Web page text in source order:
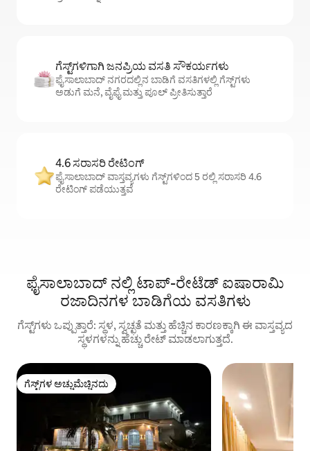
ಗೆಸ್ಟ್‌ಗಳಿಗಾಗಿ ಜನಪ್ರಿಯ ವಸತಿ ಸೌಕರ್ಯಗಳು
ಫೈಸಾಲಾಬಾದ್ ನಗರದಲ್ಲಿನ ಬಾಡಿಗೆ ವಸತಿಗಳಲ್ಲಿ ಗೆಸ್ಟ್‌ಗಳು
ಅಡುಗೆ ಮನೆ, ವೈಫೈ ಮತ್ತು ಪೂಲ್ ಪ್ರೀತಿಸುತ್ತಾರೆ
4.6 ಸರಾಸರಿ ರೇಟಿಂಗ್
ಫೈಸಾಲಾಬಾದ್ ವಾಸ್ತವ್ಯಗಳು ಗೆಸ್ಟ್‌ಗಳಿಂದ 5 ರಲ್ಲಿ ಸರಾಸರಿ 4.6
ರೇಟಿಂಗ್ ಪಡೆಯುತ್ತವೆ
ಫೈಸಾಲಾಬಾದ್ ನಲ್ಲಿ ಟಾಪ್-ರೇಟೆಡ್ ಐಷಾರಾಮಿ
ರಜಾದಿನಗಳ ಬಾಡಿಗೆಯ ವಸತಿಗಳು
ಗೆಸ್ಟ್‌ಗಳು ಒಪ್ಪುತ್ತಾರೆ: ಸ್ಥಳ, ಸ್ವಚ್ಛತೆ ಮತ್ತು ಹೆಚ್ಚಿನ ಕಾರಣಕ್ಕಾಗಿ ಈ ವಾಸ್ತವ್ಯದ
ಸ್ಥಳಗಳನ್ನು ಹೆಚ್ಚು ರೇಟ್ ಮಾಡಲಾಗುತ್ತದೆ.
ಗೆಸ್ಟ್‌ಗಳ ಅಚ್ಚುಮೆಚ್ಚಿನದು
ಗೆಸ್ಟ್‌ಗಳ ಅಚ್ಚುಮೆಚ್ಚಿನದು